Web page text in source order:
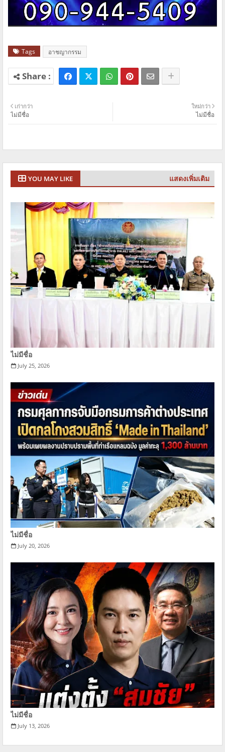
Tags อาชญากรรม
ใหม่กว่า
ไม่มีชื่อ
เก่ากว่า
ไม่มีชื่อ
YOU MAY LIKE แสดงเพิ่มเติม
ไม่มีชื่อ
July 25, 2026
ไม่มีชื่อ
July 20, 2026
ไม่มีชื่อ
July 13, 2026